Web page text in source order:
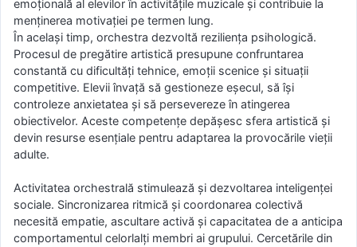
emoțională al elevilor în activitățile muzicale și contribuie la
menținerea motivației pe termen lung.
În același timp, orchestra dezvoltă reziliența psihologică.
Procesul de pregătire artistică presupune confruntarea
constantă cu dificultăți tehnice, emoții scenice și situații
competitive. Elevii învață să gestioneze eșecul, să își
controleze anxietatea și să persevereze în atingerea
obiectivelor. Aceste competențe depășesc sfera artistică și
devin resurse esențiale pentru adaptarea la provocările vieții
adulte.
Activitatea orchestrală stimulează și dezvoltarea inteligenței
sociale. Sincronizarea ritmică și coordonarea colectivă
necesită empatie, ascultare activă și capacitatea de a anticipa
comportamentul celorlalți membri ai grupului. Cercetările din